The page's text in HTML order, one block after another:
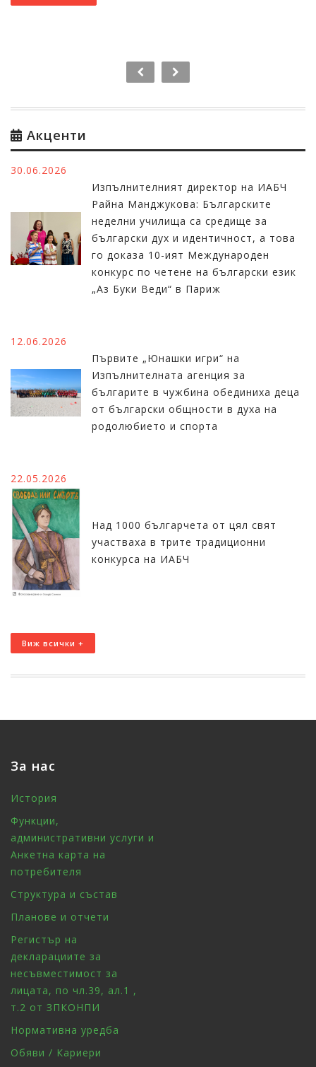
Акценти
30.06.2026
Изпълнителният директор на ИАБЧ
Райна Манджукова: Българските
неделни училища са средище за
български дух и идентичност, а това
го доказа 10-ият Международен
конкурс по четене на български език
„Аз Буки Веди“ в Париж
12.06.2026
Първите „Юнашки игри“ на
Изпълнителната агенция за
българите в чужбина обединиха деца
от български общности в духа на
родолюбието и спорта
22.05.2026
Над 1000 българчета от цял свят
участваха в трите традиционни
конкурса на ИАБЧ
Виж всички +
За нас
История
Функции,
административни услуги и
Анкетна карта на
потребителя
Структура и състав
Планове и отчети
Регистър на
декларациите за
несъвместимост за
лицата, по чл.39, ал.1 ,
т.2 от ЗПКОНПИ
Нормативна уредба
Обяви / Кариери